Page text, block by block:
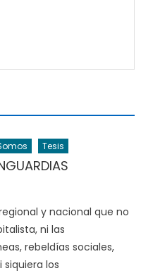
Tesis
y nacional que no
ni las
rebeldías sociales,
los